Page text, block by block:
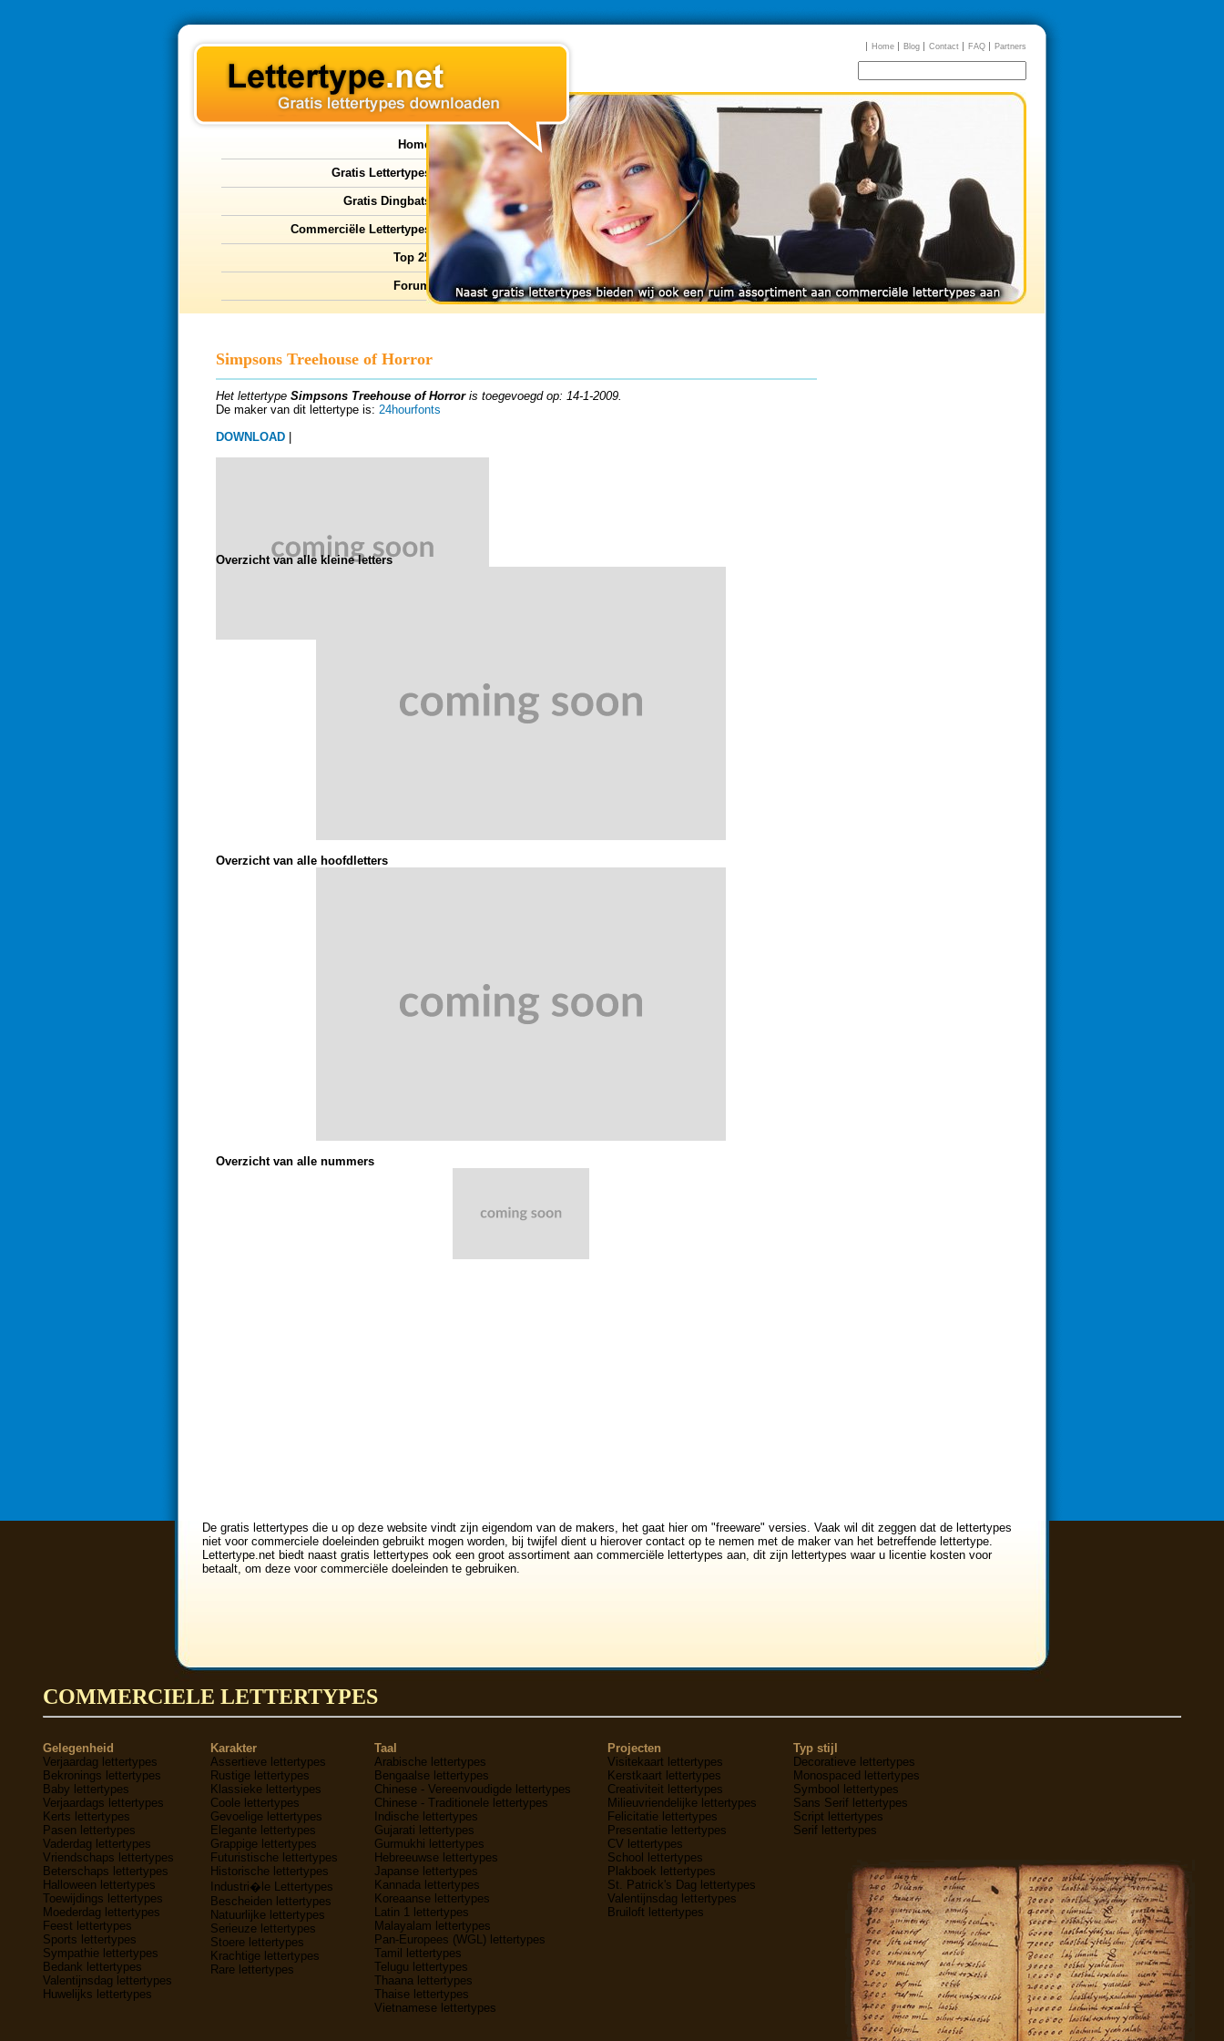
Home Blog Contact FAQ Partners
Home
Gratis Lettertypes
Gratis Dingbats
Commerciële Lettertypes
Top 25
Forum
Simpsons Treehouse of Horror
Het lettertype Simpsons Treehouse of Horroris toegevoegd op: 14-1-2009.
De maker van dit lettertype is: 24hourfonts
DOWNLOAD
Overzicht van alle kleine letters
Overzicht van alle hoofdletters
Overzicht van alle nummers
De gratis lettertypes die u op deze website vindt zijn eigendom van de makers, het gaat hier om "freeware" versies. Vaak wil dit zeggen dat de lettertypes
niet voor commerciele doeleinden gebruikt mogen worden, bij twijfel dient u hierover contact op te nemen met de maker van het betreffende lettertype.
Lettertype.net biedt naast gratis lettertypes ook een groot assortiment aan commerciële lettertypes aan, dit zijn lettertypes waar u licentie kosten voor
betaalt, om deze voor commerciële doeleinden te gebruiken.
COMMERCIELE LETTERTYPES
Gelegenheid
Verjaardag lettertypes
Bekronings lettertypes
Baby lettertypes
Verjaardags lettertypes
Kerts lettertypes
Pasen lettertypes
Vaderdag lettertypes
Vriendschaps lettertypes
Beterschaps lettertypes
Halloween lettertypes
Toewijdings lettertypes
Moederdag lettertypes
Feest lettertypes
Sports lettertypes
Sympathie lettertypes
Bedank lettertypes
Valentijnsdag lettertypes
Huwelijks lettertypes
Karakter
Assertieve lettertypes
Rustige lettertypes
Klassieke lettertypes
Coole lettertypes
Gevoelige lettertypes
Elegante lettertypes
Grappige lettertypes
Futuristische lettertypes
Historische lettertypes
Industri�le Lettertypes
Bescheiden lettertypes
Natuurlijke lettertypes
Serieuze lettertypes
Stoere lettertypes
Krachtige lettertypes
Rare lettertypes
Taal
Arabische lettertypes
Bengaalse lettertypes
Chinese - Vereenvoudigde lettertypes
Chinese - Traditionele lettertypes
Indische lettertypes
Gujarati lettertypes
Gurmukhi lettertypes
Hebreeuwse lettertypes
Japanse lettertypes
Kannada lettertypes
Koreaanse lettertypes
Latin 1 lettertypes
Malayalam lettertypes
Pan-Europees (WGL) lettertypes
Tamil lettertypes
Telugu lettertypes
Thaana lettertypes
Thaise lettertypes
Vietnamese lettertypes
Projecten
Visitekaart lettertypes
Kerstkaart lettertypes
Creativiteit lettertypes
Milieuvriendelijke lettertypes
Felicitatie lettertypes
Presentatie lettertypes
CV lettertypes
School lettertypes
Plakboek lettertypes
St. Patrick's Dag lettertypes
Valentijnsdag lettertypes
Bruiloft lettertypes
Typ stijl
Decoratieve lettertypes
Monospaced lettertypes
Symbool lettertypes
Sans Serif lettertypes
Script lettertypes
Serif lettertypes